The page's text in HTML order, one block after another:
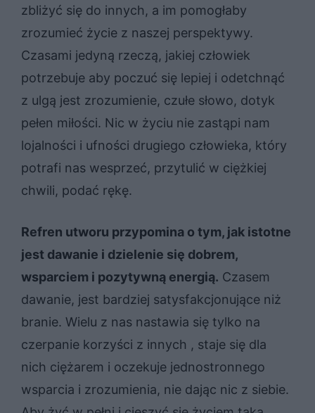
zbliżyć się do innych, a im pomogłaby
zrozumieć życie z naszej perspektywy.
Czasami jedyną rzeczą, jakiej człowiek
potrzebuje aby poczuć się lepiej i odetchnąć
z ulgą jest zrozumienie, czułe słowo, dotyk
pełen miłości. Nic w życiu nie zastąpi nam
lojalności i ufności drugiego człowieka, który
potrafi nas wesprzeć, przytulić w ciężkiej
chwili, podać rękę.
Refren utworu przypomina o tym, jak istotne
jest dawanie i dzielenie się dobrem,
wsparciem i pozytywną energią. Czasem
dawanie, jest bardziej satysfakcjonujące niż
branie. Wielu z nas nastawia się tylko na
czerpanie korzyści z innych , staje się dla
nich ciężarem i oczekuje jednostronnego
wsparcia i zrozumienia, nie dając nic z siebie.